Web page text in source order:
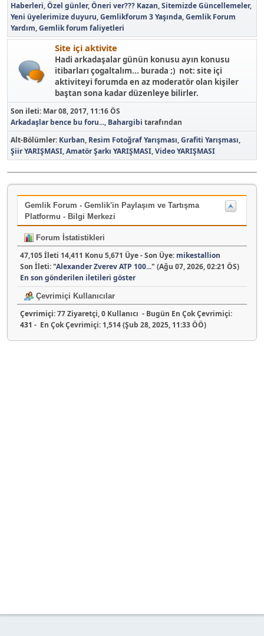
Haberleri Özel günler Öneri ver??? Kazan Sitemizde Güncellemeler
Yeni üyelerimize duyuru Gemlikforum 3 Yaşında Gemlik Forum
Yardım Gemlik forum faliyetleri
Site içi aktivite
Hadi arkadaşalar günün konusu ayın konusu
itibarları çogaltalım... burada ;) not: site içi
aktiviteyi forumda en az moderatör olan kişiler
baştan sona kadar düzenleye bilirler.
Son ileti: Mar 08, 2017, 11:16 ÖS
Arkadaşlar bence bu foru..., Bahargibi tarafından
Alt-Bölümler Kurban Resim Fotoğraf Yarışması Grafiti Yarışması
Şiir YARIŞMASI Amatör Şarkı YARIŞMASI Video YARIŞMASI
Gemlik Forum - Gemlik'in Paylaşım ve Tartışma
Platformu - Bilgi Merkezi
Forum İstatistikleri
47,105 İleti 14,411 Konu 5,671 Üye - Son Üye: mikestallion
Son İleti:"Alexander Zverev ATP 100..." (Ağu 07, 2026, 02:21 ÖS)
En son gönderilen iletileri göster
Çevrimiçi Kullanıcılar
Çevrimiçi:77 Ziyaretçi, 0 Kullanıcı - Bugün En Çok Çevrimiçi:
431 - En Çok Çevrimiçi: 1,514 (Şub 28, 2025, 11:33 ÖÖ)